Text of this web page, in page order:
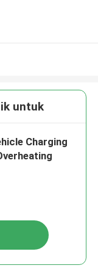
untuk
Charging